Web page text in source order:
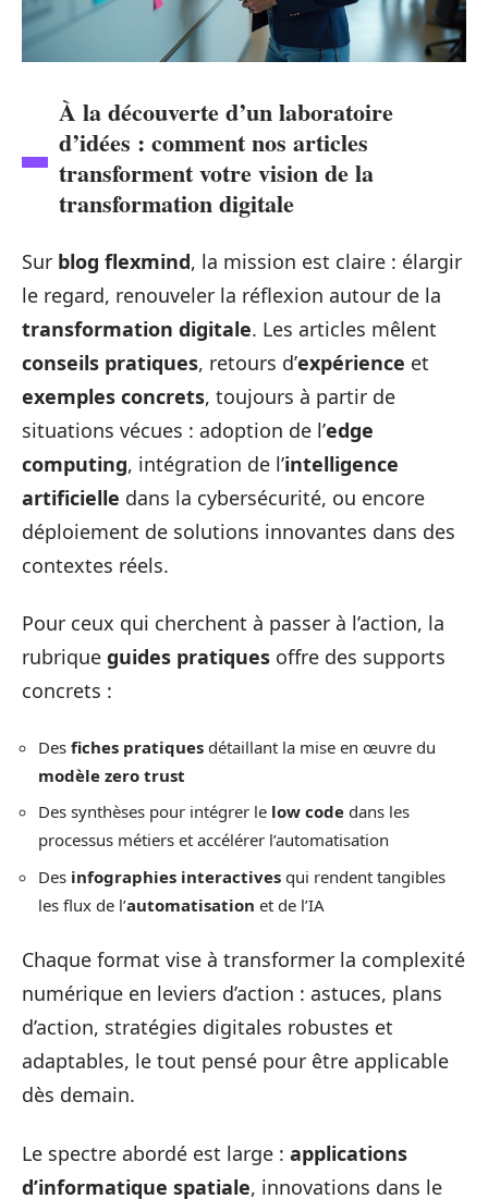
À la découverte d’un laboratoire
d’idées : comment nos articles
transforment votre vision de la
transformation digitale
Sur blog flexmind, la mission est claire : élargir
le regard, renouveler la réflexion autour de la
transformation digitale. Les articles mêlent
conseils pratiques, retours d’expérience et
exemples concrets, toujours à partir de
situations vécues : adoption de l’edge
computing, intégration de l’intelligence
artificielle dans la cybersécurité, ou encore
déploiement de solutions innovantes dans des
contextes réels.
Pour ceux qui cherchent à passer à l’action, la
rubrique guides pratiques offre des supports
concrets :
Des fiches pratiques détaillant la mise en œuvre du
modèle zero trust
Des synthèses pour intégrer le low code dans les
processus métiers et accélérer l’automatisation
Des infographies interactives qui rendent tangibles
les flux de l’automatisation et de l’IA
Chaque format vise à transformer la complexité
numérique en leviers d’action : astuces, plans
d’action, stratégies digitales robustes et
adaptables, le tout pensé pour être applicable
dès demain.
Le spectre abordé est large : applications
d’informatique spatiale, innovations dans le